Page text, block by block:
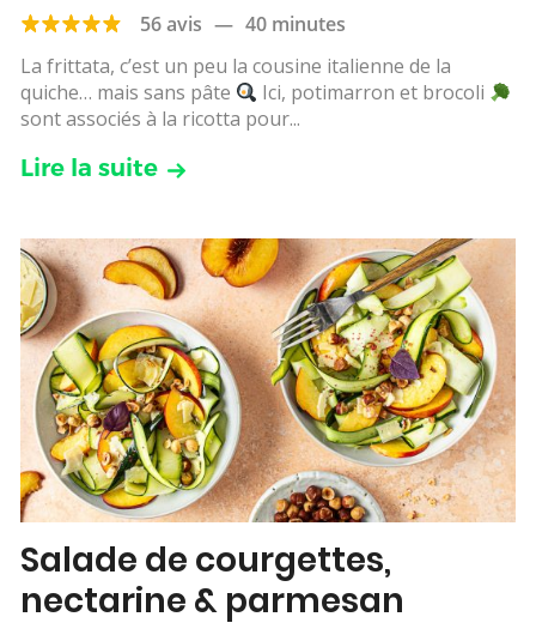
56 avis — 40 minutes
La frittata, c’est un peu la cousine italienne de la
quiche… mais sans pâte
Ici, potimarron et brocoli
sont associés à la ricotta pour...
Lire la suite
Salade de courgettes,
nectarine & parmesan